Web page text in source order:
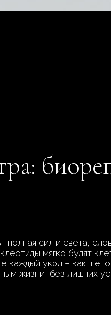
полная сил и света,
мягко будят
каждый укол – как
жизни, без лишних